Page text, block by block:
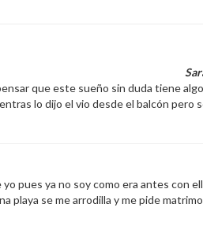
que este sueño sin duda tiene
lo dijo el vio desde el balcón pero
pues ya no soy como era antes con
playa se me arrodilla y me pide